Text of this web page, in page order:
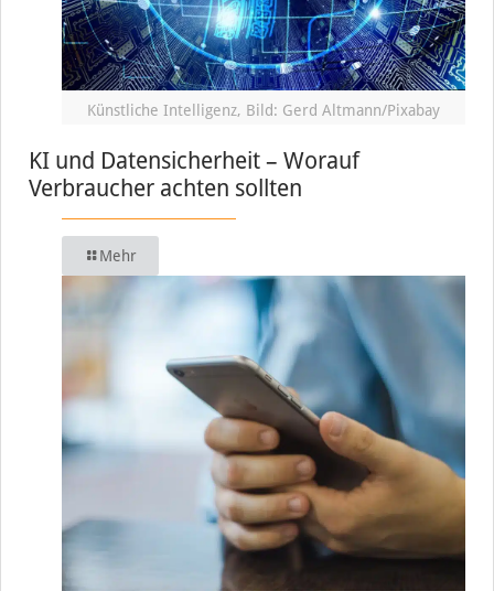
Künstliche Intelligenz, Bild: Gerd Altmann/Pixabay
KI und Datensicherheit – Worauf
Verbraucher achten sollten
Mehr